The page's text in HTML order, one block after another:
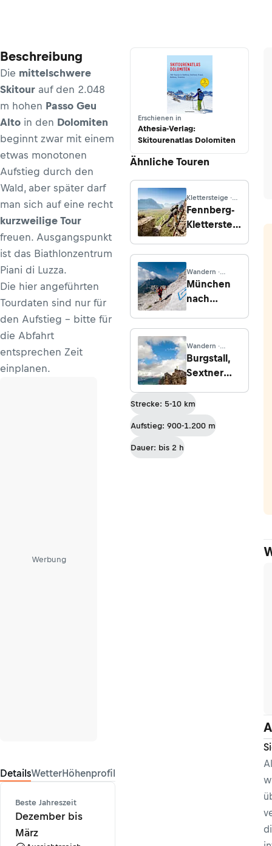
Beschreibung
Die mittelschwere
Skitour auf den 2.048
m hohen Passo Geu
Alto in den Dolomiten
beginnt zwar mit einem
etwas monotonen
Aufstieg durch den
Wald, aber später darf
man sich auf eine recht
kurzweilige Tour
freuen. Ausgangspunkt
ist das Biathlonzentrum
Piani di Luzza.
Die hier angeführten
Tourdaten sind nur für
den Aufstieg - bitte für
die Abfahrt
entsprechen Zeit
einplanen.
Werbung
DetailsWetterHöhenprofil
Beste Jahreszeit
Dezember bis
März
Erschienen in
Athesia-Verlag:
Skitourenatlas Dolomiten
Ähnliche Touren
Klettersteige ·
Trentino
Fennberg-
Klettersteig
Wandern ·
Venetien
München
nach
Etappe 21:
Rifugio
Bruto
Carestiato -
Pian de
Fontana
Wandern ·
Venetien
Burgstall,
Sextner
Strecke: 5-10 km
Aufstieg: 900-1.200 m
Dauer: bis 2 h